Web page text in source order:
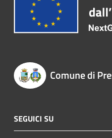
Comune di
SEGUICI SU